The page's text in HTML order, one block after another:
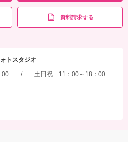
資料請求する
トスタジオ
：00 / 土日祝 11：00～18：00